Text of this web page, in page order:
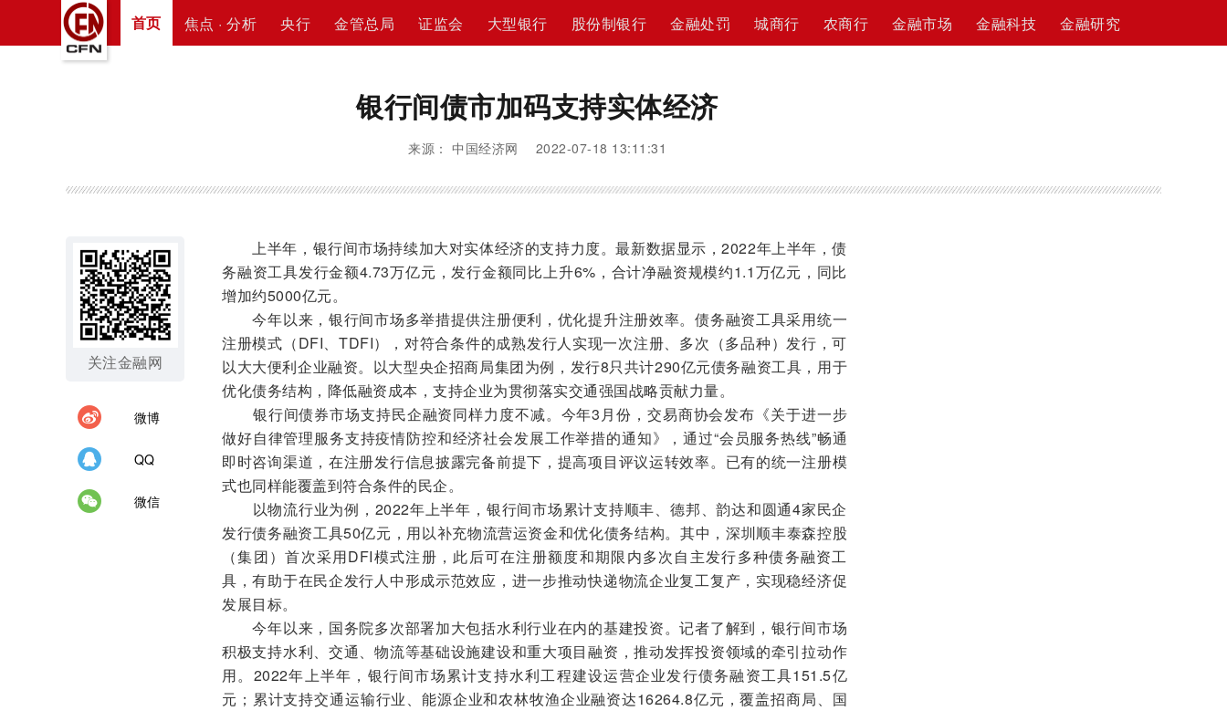
首页 焦点 · 分析 央行 金管总局 证监会 大型银行 股份制银行 金融处罚 城商行 农商行 金融市场 金融科技 金融研究
银行间债市加码支持实体经济
来源： 中国经济网 2022-07-18 13:11:31
关注金融网
微博
QQ
微信
上半年，银行间市场持续加大对实体经济的支持力度。最新数据显示，2022年上半年，债
务融资工具发行金额4.73万亿元，发行金额同比上升6%，合计净融资规模约1.1万亿元，同比
增加约5000亿元。
今年以来，银行间市场多举措提供注册便利，优化提升注册效率。债务融资工具采用统一
注册模式（DFI、TDFI），对符合条件的成熟发行人实现一次注册、多次（多品种）发行，可
以大大便利企业融资。以大型央企招商局集团为例，发行8只共计290亿元债务融资工具，用于
优化债务结构，降低融资成本，支持企业为贯彻落实交通强国战略贡献力量。
银行间债券市场支持民企融资同样力度不减。今年3月份，交易商协会发布《关于进一步
做好自律管理服务支持疫情防控和经济社会发展工作举措的通知》，通过“会员服务热线”畅通
即时咨询渠道，在注册发行信息披露完备前提下，提高项目评议运转效率。已有的统一注册模
式也同样能覆盖到符合条件的民企。
以物流行业为例，2022年上半年，银行间市场累计支持顺丰、德邦、韵达和圆通4家民企
发行债务融资工具50亿元，用以补充物流营运资金和优化债务结构。其中，深圳顺丰泰森控股
（集团）首次采用DFI模式注册，此后可在注册额度和期限内多次自主发行多种债务融资工
具，有助于在民企发行人中形成示范效应，进一步推动快递物流企业复工复产，实现稳经济促
发展目标。
今年以来，国务院多次部署加大包括水利行业在内的基建投资。记者了解到，银行间市场
积极支持水利、交通、物流等基础设施建设和重大项目融资，推动发挥投资领域的牵引拉动作
用。2022年上半年，银行间市场累计支持水利工程建设运营企业发行债务融资工具151.5亿
元；累计支持交通运输行业、能源企业和农林牧渔企业融资达16264.8亿元，覆盖招商局、国